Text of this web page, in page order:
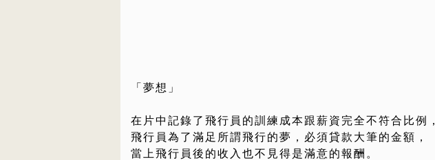
「夢想」
在片中記錄了飛行員的訓練成本跟薪資完全不符合比例，
飛行員為了滿足所謂飛行的夢，必須貸款大筆的金額，
當上飛行員後的收入也不見得是滿意的報酬。